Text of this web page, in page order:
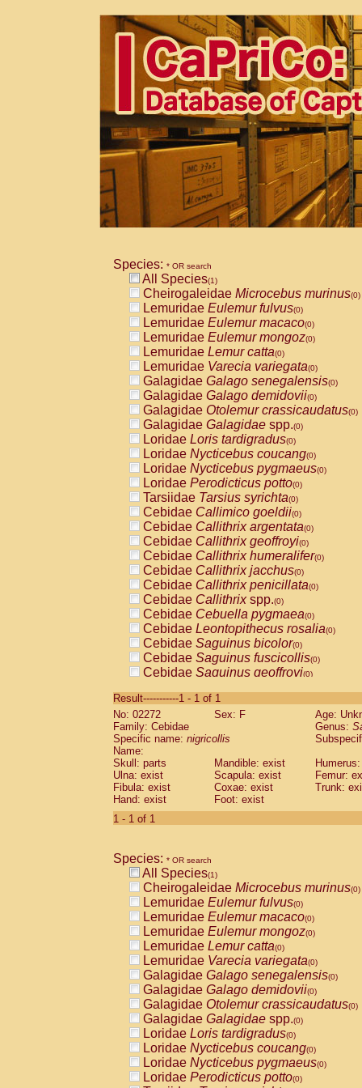
Species: * OR search
All Species(1)
Cheirogaleidae Microcebus murinus(0)
Lemuridae Eulemur fulvus(0)
Lemuridae Eulemur macaco(0)
Lemuridae Eulemur mongoz(0)
Lemuridae Lemur catta(0)
Lemuridae Varecia variegata(0)
Galagidae Galago senegalensis(0)
Galagidae Galago demidovii(0)
Galagidae Otolemur crassicaudatus(0)
Galagidae Galagidae spp.(0)
Loridae Loris tardigradus(0)
Loridae Nycticebus coucang(0)
Loridae Nycticebus pygmaeus(0)
Loridae Perodicticus potto(0)
Tarsiidae Tarsius syrichta(0)
Cebidae Callimico goeldii(0)
Cebidae Callithrix argentata(0)
Cebidae Callithrix geoffroyi(0)
Cebidae Callithrix humeralifer(0)
Cebidae Callithrix jacchus(0)
Cebidae Callithrix penicillata(0)
Cebidae Callithrixspp.(0)
Cebidae Cebuella pygmaea(0)
Cebidae Leontopithecus rosalia(0)
Cebidae Saguinus bicolor(0)
Cebidae Saguinus fuscicollis(0)
Cebidae Saguinus geoffroyi(0)
CebidaeSaguinus labiatus(0)
Cebidae Saguinus leucopus (0)
Cebidae
CebidaeSaguinus mystax
Cebidae Saguinus nigricollis (1)
Cebidae Saguinus oedipus
Cebidae Saguinus weddelli
Cebidae Saguinusspp.
Cebidae
CebidaeCebus capucinus
CebidaeCebus nigrivittatus
CebidaeCebus spp.(0)
CebidaeSaimiri boliviensis(0)
CebidaeSaimiri sciureus(0)
AtelidaeAlouatta caraya(0)
AtelidaeAlouatta fusca(0)
AtelidaeAlouatta seniculus(0)
AtelidaeAlouattaspp.(0)
AtelidaeAteles belzebuth(0)
AtelidaeAteles geoffroyi(0)
AtelidaeAteles paniscus(0)
AtelidaeAtelesspp.(0)
AtelidaeLagothrix lagothricha(0)
AtelidaeLagothrix lagothricha cana
PitheciidaeCacajao calvus
Result-----------1 - 1 of 1
No: 02272
Sex: F
Age:
Family: Cebidae
Genus:
Specific name: nigricollis
Name:
Skull: parts
Mandible: exist
Ulna: exist
Scapula: exist
Femur:
Fibula: exist
Coxae: exist
Trunk:
Hand: exist
Foot: exist
1 - 1 of 1
Species: * OR search
All Species(1)
Cheirogaleidae Microcebus murinus(0)
Lemuridae Eulemur fulvus(0)
Lemuridae Eulemur macaco(0)
Lemuridae Eulemur mongoz(0)
Lemuridae Lemur catta(0)
Lemuridae Varecia variegata(0)
Galagidae Galago senegalensis(0)
Galagidae Galago demidovii(0)
Galagidae Otolemur crassicaudatus(0)
Galagidae Galagidae spp.(0)
Loridae Loris tardigradus(0)
Loridae Nycticebus coucang(0)
Loridae Nycticebus pygmaeus(0)
Loridae Perodicticus potto(0)